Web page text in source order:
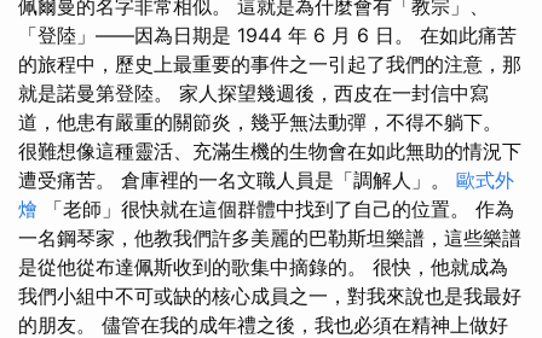
佩爾曼的名字非常相似。 這就是為什麼會有「教宗」、
「登陸」——因為日期是 1944 年 6 月 6 日。 在如此痛苦
的旅程中，歷史上最重要的事件之一引起了我們的注意，那
就是諾曼第登陸。 家人探望幾週後，西皮在一封信中寫
道，他患有嚴重的關節炎，幾乎無法動彈，不得不躺下。
很難想像這種靈活、充滿生機的生物會在如此無助的情況下
遭受痛苦。 倉庫裡的一名文職人員是「調解人」。 歐式外
燴 「老師」很快就在這個群體中找到了自己的位置。 作為
一名鋼琴家，他教我們許多美麗的巴勒斯坦樂譜，這些樂譜
是從他從布達佩斯收到的歌集中摘錄的。 很快，他就成為
我們小組中不可或缺的核心成員之一，對我來說也是我最好
的朋友。 儘管在我的成年禮之後，我也必須在精神上做好